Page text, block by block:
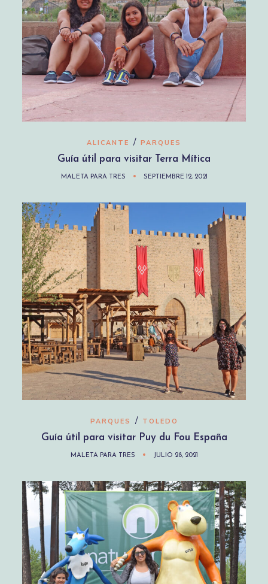
ALICANTE / PARQUES
Guía útil para visitar Terra Mítica
MALETA PARA TRES SEPTIEMBRE 12, 2021
PARQUES / TOLEDO
Guía útil para visitar Puy du Fou España
MALETA PARA TRES JULIO 28, 2021